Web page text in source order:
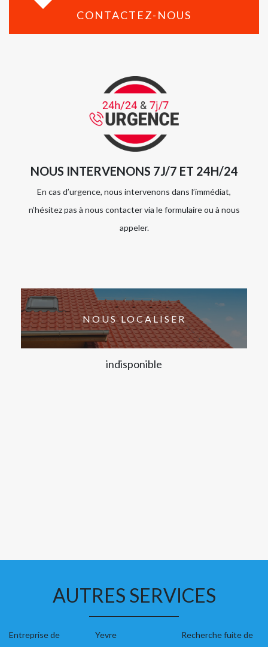
CONTACTEZ-NOUS
NOUS INTERVENONS 7J/7 ET 24H/24
En cas d’urgence, nous intervenons dans l’immédiat,
n’hésitez pas à nous contacter via le formulaire ou à nous
appeler.
NOUS LOCALISER
indisponible
AUTRES SERVICES
Entreprise de
Yevre
Recherche fuite de